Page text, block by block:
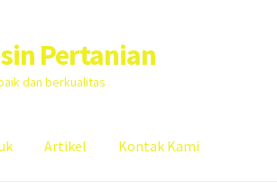
Pertanian
dan berkualitas
Artikel Kontak Kami